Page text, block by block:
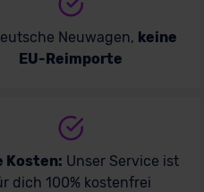
Neuwagen, keine
EU-Reimporte
Kosten: Unser Service ist
dich 100% kostenfrei